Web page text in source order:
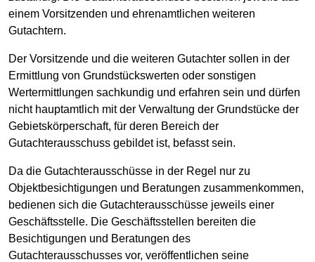
einem Vorsitzenden und ehrenamtlichen weiteren
Gutachtern.
Der Vorsitzende und die weiteren Gutachter sollen in der
Ermittlung von Grundstückswerten oder sonstigen
Wertermittlungen sachkundig und erfahren sein und dürfen
nicht hauptamtlich mit der Verwaltung der Grundstücke der
Gebietskörperschaft, für deren Bereich der
Gutachterausschuss gebildet ist, befasst sein.
Da die Gutachterausschüsse in der Regel nur zu
Objektbesichtigungen und Beratungen zusammenkommen,
bedienen sich die Gutachterausschüsse jeweils einer
Geschäftsstelle. Die Geschäftsstellen bereiten die
Besichtigungen und Beratungen des
Gutachterausschusses vor, veröffentlichen seine